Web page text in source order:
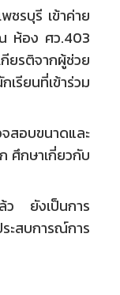
รบุรี เข้าค่าย
ห้อง ศว.403
ยรติจากผู้ช่วย
ยนที่เข้าร่วม
สอบขนาดและ
ศึกษาเกี่ยวกับ
ล้ว ยังเป็นการ
ะสบการณ์การ